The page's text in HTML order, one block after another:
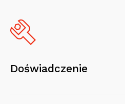
Doświadczenie